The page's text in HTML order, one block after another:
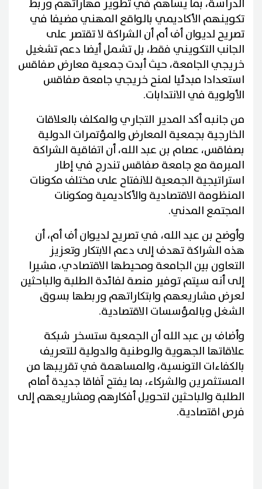
الدراسة، بما يساهم في تطوير مهاراتهم وربط
تكوينهم الأكاديمي بالواقع المهني مضيفا في
تصريح لديوان أف أم أن الشراكة لا تقتصر على
الجانب التكويني فقط، بل تشمل أيضا دعم تشغيل
خريجي الجامعة، حيث أبدت جمعية معارض صفاقس
استعدادا مبدئيا لمنح خريجي جامعة صفاقس
الأولوية في الانتدابات.
من جانبه أكد المدير التجاري والمكلف بالعلاقات
الخارجية بجمعية المعارض والمؤتمرات الدولية
بصفاقس، عصام بن عبد الله، أن اتفاقية الشراكة
المبرمة مع جامعة صفاقس تندرج في إطار
استراتيجية الجمعية للانفتاح على مختلف مكونات
المنظومة الاقتصادية والأكاديمية ومكونات
المجتمع المدني.
وأوضح بن عبد الله، في تصريح لديوان أف أم، أن
هذه الشراكة تهدف إلى دعم الابتكار وتعزيز
التعاون بين الجامعة ومحيطها الاقتصادي، مشيرا
إلى أنه سيتم توفير منصة لفائدة الطلبة والباحثين
لعرض مشاريعهم وابتكاراتهم وربطها بسوق
الشغل وبالمؤسسات الاقتصادية.
وأضاف بن عبد الله أن الجمعية ستسخر شبكة
علاقاتها الجهوية والوطنية والدولية للتعريف
بالكفاءات التونسية، والمساهمة في تقريبها من
المستثمرين والشركاء، بما يفتح آفاقا جديدة أمام
الطلبة والباحثين لتحويل أفكارهم ومشاريعهم إلى
فرص اقتصادية.